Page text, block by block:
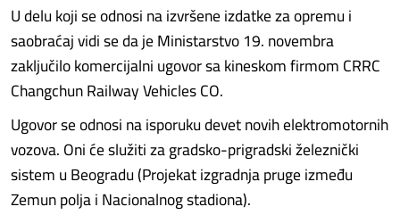
U delu koji se odnosi na izvršene izdatke za opremu i
saobraćaj vidi se da je Ministarstvo 19. novembra
zaključilo komercijalni ugovor sa kineskom firmom CRRC
Changchun Railway Vehicles CO.
Ugovor se odnosi na isporuku devet novih elektromotornih
vozova. Oni će služiti za gradsko-prigradski železnički
sistem u Beogradu (Projekat izgradnja pruge između
Zemun polja i Nacionalnog stadiona).